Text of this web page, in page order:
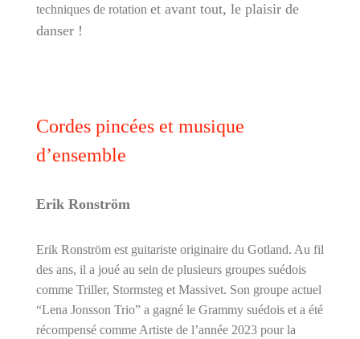
techniques de rotation et avant tout, le plaisir de
danser !
Cordes pincées et musique
d’ensemble
Erik Ronström
Erik Ronström est guitariste originaire du Gotland. Au fil
des ans, il a joué au sein de plusieurs groupes suédois
comme Triller, Stormsteg et Massivet. Son groupe actuel
“Lena Jonsson Trio” a gagné le Grammy suédois et a été
récompensé comme Artiste de l’année 2023 pour la